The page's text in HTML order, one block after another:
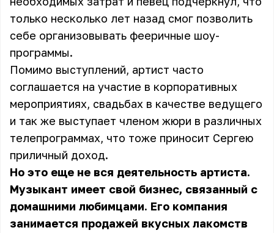
только несколько лет назад смог позволить
себе организовывать фееричные шоу-
программы.
Помимо выступлений, артист часто
соглашается на участие в корпоративных
мероприятиях, свадьбах в качестве ведущего
и так же выступает членом жюри в различных
телепрограммах, что тоже приносит Сергею
приличный доход.
Но это еще не вся деятельность артиста.
Музыкант имеет свой бизнес, связанный с
домашними любимцами. Его компания
занимается продажей вкусных лакомств